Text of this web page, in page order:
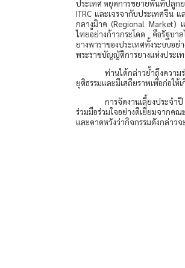
ประเทศ หยุดการขยายพื้นที่ปลูกย
ITRC และเจรจากับประเทศจีน แ
กลางูมิาค (Regional Market)
ไทยอย่างก้าวกระโดด คือรัฐบา
ยางพาราของประเทศทั้งระบบอ
พระราชบัญญัติการยางแห่งประเ
ท่านได้กล่าวย้ำถึงควา
ยุติธรรมและมีเสถียราพเพื่อก่อใ
การจัดงานเลี้ยงประจำปี
ร่วมมือร่วมใจอย่างดีเยี่ยมจากค
และคาดหวังว่ากิจกรรมดังกล่าว